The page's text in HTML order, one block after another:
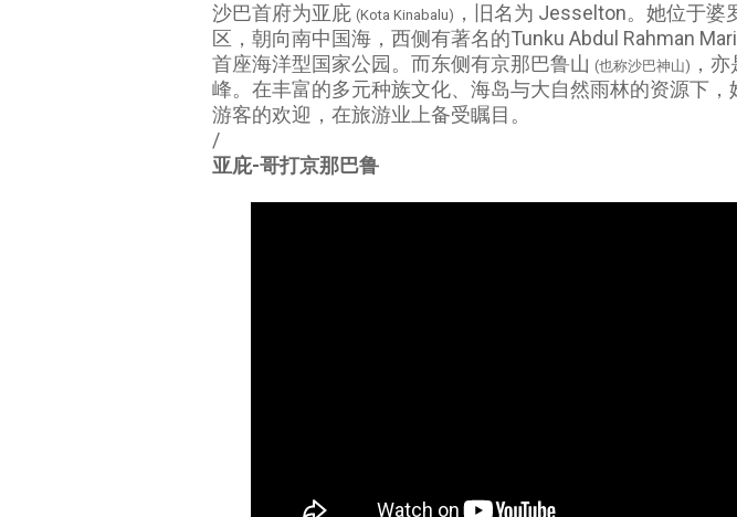
沙巴首府为亚庇 (Kota Kinabalu) ，旧名为 Jesselton。她位于婆
区，朝向南中国海，西侧有著名的Tunku Abdul Rahman
首座海洋型国家公园。而东侧有京那巴鲁山 (也称沙巴神山) ，
峰。在丰富的多元种族文化、海岛与大自然雨林的资源下
游客的欢迎，在旅游业上备受瞩目。
/
亚庇-哥打京那巴鲁